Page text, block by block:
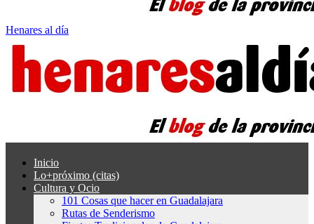
Henares al día
Inicio
Lo+próximo (citas)
Cultura y Ocio
101 Cosas que hacer en Guadalajara
Rutas de Senderismo